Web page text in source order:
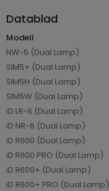
Datablad
Modell
NW-5 (Dual Lamp)
SIM5+ (Dual Lamp)
SIM5H (Dual Lamp)
SIM5W (Dual Lamp)
iD LR-6 (Dual Lamp)
iD NR-6 (Dual Lamp)
iD R600 (Dual Lamp)
iD R600 PRO (Dual Lamp)
iD R600+ (Dual Lamp)
iD R600+ PRO (Dual Lamp)